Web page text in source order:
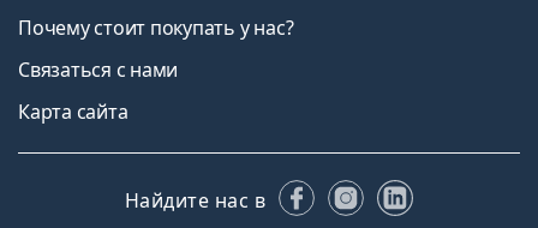
Почему стоит покупать у нас?
Связаться с нами
Карта сайта
Найдите нас в FacebookInstagram
LinkedIn